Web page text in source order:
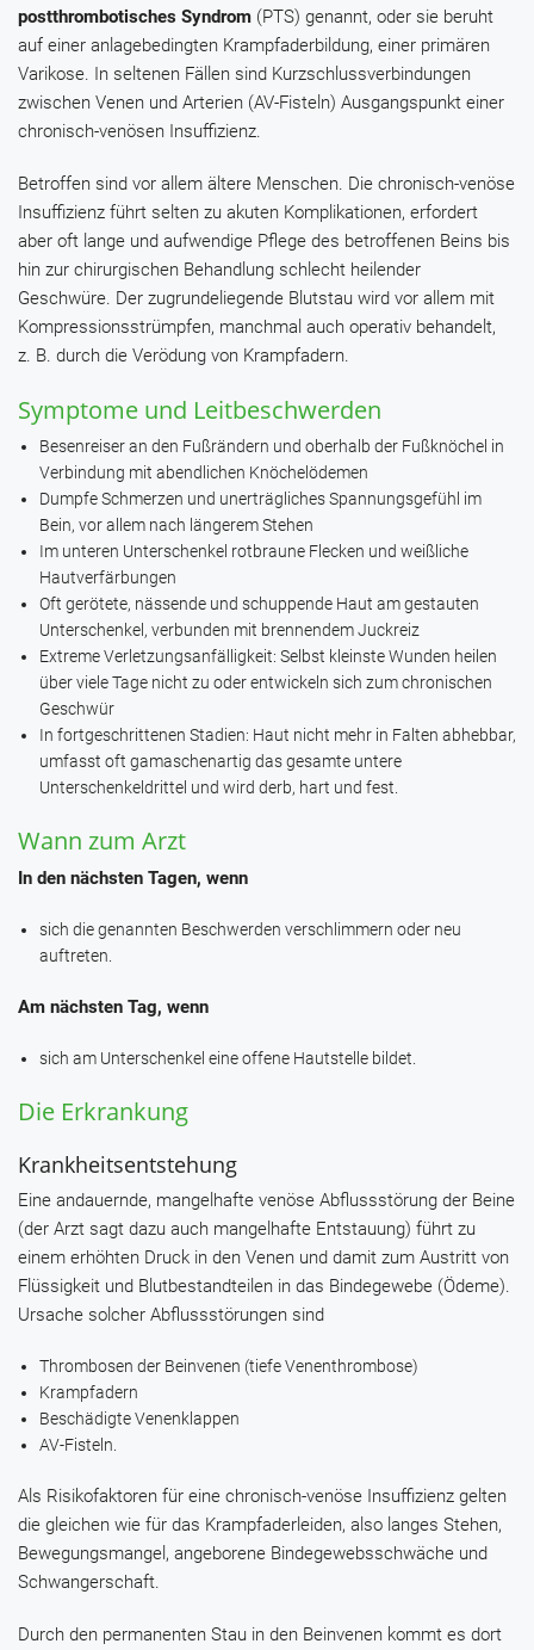
postthrombotisches Syndrom (PTS) genannt, oder sie beruht
auf einer anlagebedingten Krampfaderbildung, einer primären
Varikose. In seltenen Fällen sind Kurzschlussverbindungen
zwischen Venen und Arterien (AV-Fisteln) Ausgangspunkt einer
chronisch-venösen Insuffizienz.
Betroffen sind vor allem ältere Menschen. Die chronisch-venöse
Insuffizienz führt selten zu akuten Komplikationen, erfordert
aber oft lange und aufwendige Pflege des betroffenen Beins bis
hin zur chirurgischen Behandlung schlecht heilender
Geschwüre. Der zugrundeliegende Blutstau wird vor allem mit
Kompressionsstrümpfen, manchmal auch operativ behandelt,
z. B. durch die Verödung von Krampfadern.
Symptome und Leitbeschwerden
Besenreiser an den Fußrändern und oberhalb der Fußknöchel in
Verbindung mit abendlichen Knöchelödemen
Dumpfe Schmerzen und unerträgliches Spannungsgefühl im
Bein, vor allem nach längerem Stehen
Im unteren Unterschenkel rotbraune Flecken und weißliche
Hautverfärbungen
Oft gerötete, nässende und schuppende Haut am gestauten
Unterschenkel, verbunden mit brennendem Juckreiz
Extreme Verletzungsanfälligkeit: Selbst kleinste Wunden heilen
über viele Tage nicht zu oder entwickeln sich zum chronischen
Geschwür
In fortgeschrittenen Stadien: Haut nicht mehr in Falten abhebbar,
umfasst oft gamaschenartig das gesamte untere
Unterschenkeldrittel und wird derb, hart und fest.
Wann zum Arzt
In den nächsten Tagen, wenn
sich die genannten Beschwerden verschlimmern oder neu
auftreten.
Am nächsten Tag, wenn
sich am Unterschenkel eine offene Hautstelle bildet.
Die Erkrankung
Krankheitsentstehung
Eine andauernde, mangelhafte venöse Abflussstörung der Beine
(der Arzt sagt dazu auch mangelhafte Entstauung) führt zu
einem erhöhten Druck in den Venen und damit zum Austritt von
Flüssigkeit und Blutbestandteilen in das Bindegewebe (Ödeme).
Ursache solcher Abflussstörungen sind
Thrombosen der Beinvenen (tiefe Venenthrombose)
Krampfadern
Beschädigte Venenklappen
AV-Fisteln.
Als Risikofaktoren für eine chronisch-venöse Insuffizienz gelten
die gleichen wie für das Krampfaderleiden, also langes Stehen,
Bewegungsmangel, angeborene Bindegewebsschwäche und
Schwangerschaft.
Durch den permanenten Stau in den Beinvenen kommt es dort